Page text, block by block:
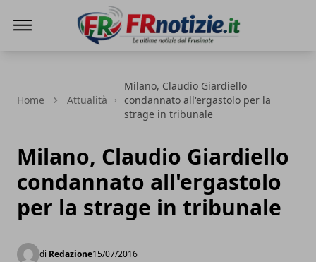
Home Attualità
Milano, Claudio Giardiello
condannato all'ergastolo per la
strage in tribunale
Milano, Claudio Giardiello
condannato all'ergastolo
per la strage in tribunale
di Redazione15/07/2016